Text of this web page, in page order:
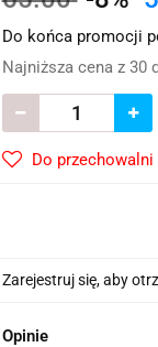
Do końca promocji
Najniższa cena z 30
Do przechowalni
Zarejestruj się, aby
Opinie